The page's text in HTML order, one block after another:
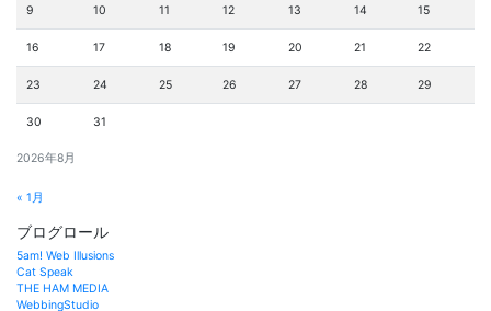
2026年8月
9 10 11 12 13 14 15
16 17 18 19 20 21 22
23 24 25 26 27 28 29
30 31
« 1月
ブログロール
5am! Web Illusions
Cat Speak
THE HAM MEDIA
WebbingStudio